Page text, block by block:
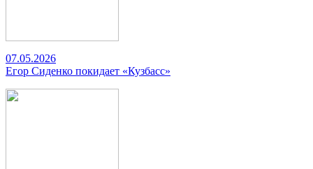
07.05.2026
Егор Сиденко покидает «Кузбасс»